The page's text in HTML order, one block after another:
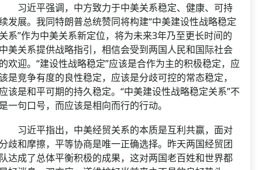
近平强调，中方致力于中美关系稳定、健康、可持
发展。我同特朗普总统赞同将构建“中美建设性战略稳定
系”作为中美关系新定位，将为未来3年乃至更长时间的
美关系提供战略指引，相信会受到两国人民和国际社会
欢迎。“建设性战略稳定”应该是合作为主的积极稳定，应
是竞争有度的良性稳定，应该是分歧可控的常态稳定，
该是和平可期的持久稳定。“中美建设性战略稳定关系”不
一句口号，而应该是相向而行的行动。
近平指出，中美经贸关系的本质是互利共赢，面对
歧和摩擦，平等协商是唯一正确选择。昨天两国经贸团
达成了总体平衡积极的成果，这对两国老百姓和世界都